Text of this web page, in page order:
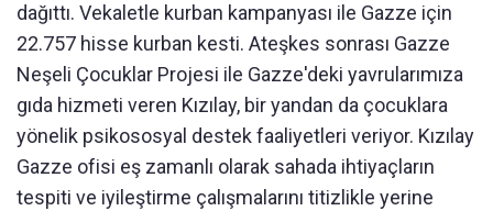
dağıttı. Vekaletle kurban kampanyası ile Gazze için
22.757 hisse kurban kesti. Ateşkes sonrası Gazze
Neşeli Çocuklar Projesi ile Gazze'deki yavrularımıza
gıda hizmeti veren Kızılay, bir yandan da çocuklara
yönelik psikososyal destek faaliyetleri veriyor. Kızılay
Gazze ofisi eş zamanlı olarak sahada ihtiyaçların
tespiti ve iyileştirme çalışmalarını titizlikle yerine